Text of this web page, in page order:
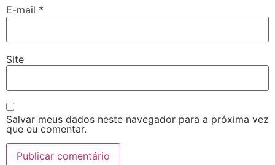
E-mail *
Site
Salvar meus dados neste navegador para a próxima vez
que eu comentar.